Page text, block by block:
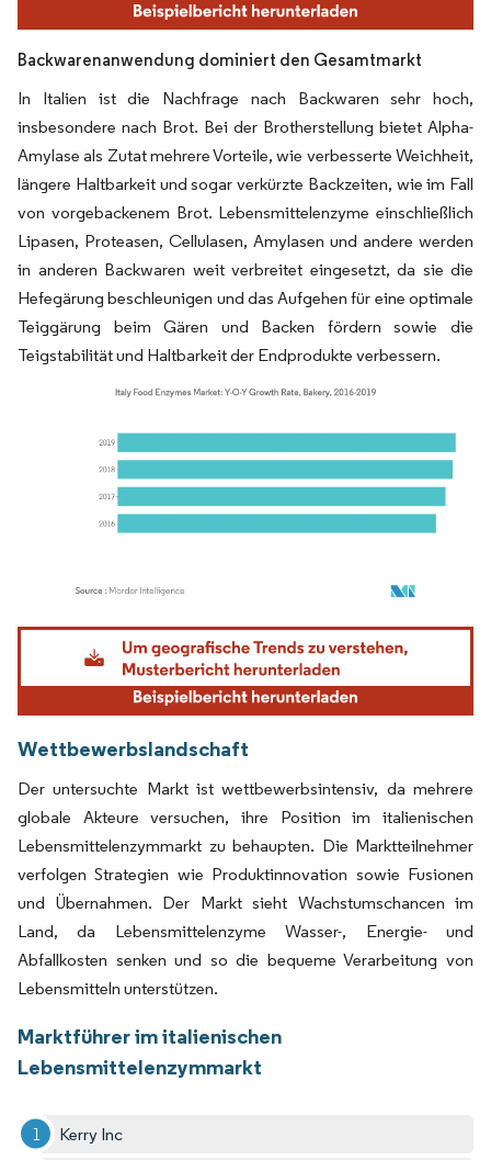
Backwarenanwendung dominiert den Gesamtmarkt
In Italien ist die Nachfrage nach Backwaren sehr hoch,
insbesondere nach Brot. Bei der Brotherstellung bietet Alpha-
Amylase als Zutat mehrere Vorteile, wie verbesserte Weichheit,
längere Haltbarkeit und sogar verkürzte Backzeiten, wie im Fall
von vorgebackenem Brot. Lebensmittelenzyme einschließlich
Lipasen, Proteasen, Cellulasen, Amylasen und andere werden
in anderen Backwaren weit verbreitet eingesetzt, da sie die
Hefegärung beschleunigen und das Aufgehen für eine optimale
Teiggärung beim Gären und Backen fördern sowie die
Teigstabilität und Haltbarkeit der Endprodukte verbessern.
Bild © Mordor Intelligence. Wiederverwendung erfordert Namensnennung gemäß
Wettbewerbslandschaft
Der untersuchte Markt ist wettbewerbsintensiv, da mehrere
globale Akteure versuchen, ihre Position im italienischen
Lebensmittelenzymmarkt zu behaupten. Die Marktteilnehmer
verfolgen Strategien wie Produktinnovation sowie Fusionen
und Übernahmen. Der Markt sieht Wachstumschancen im
Land, da Lebensmittelenzyme Wasser-, Energie- und
Abfallkosten senken und so die bequeme Verarbeitung von
Lebensmitteln unterstützen.
Marktführer im italienischen
Lebensmittelenzymmarkt
Kerry Inc